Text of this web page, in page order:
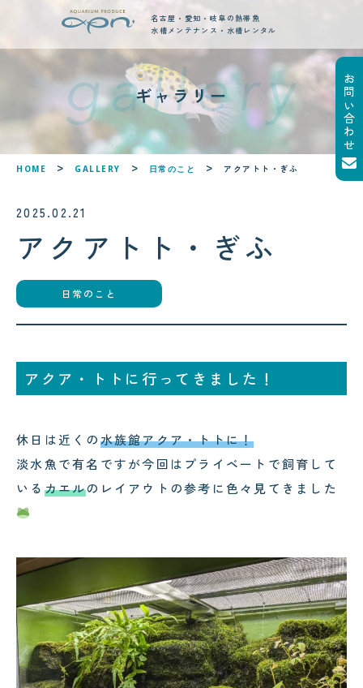
名古屋・愛知・岐阜の熱帯魚
水槽メンテナンス・水槽レンタル
new posts
最新ブログ記事
2026.08.05
コクテンフグの意外な一面！海水
水槽メンテナンスで起きた出来事
期メンテナンスの大切さ
た！
お問い合わせ
ギャラリー
HOME GALLERY 日常のこと アクアトト・ぎふ
2025.02.21
アクアトト・ぎふ
日常のこと
アクア・トトに行ってきました！
休日は近くの水族館アクア・トトに！
淡水魚で有名ですが今回はプライベートで飼育して
いる カエルのレイアウトの参考に色々見てきました